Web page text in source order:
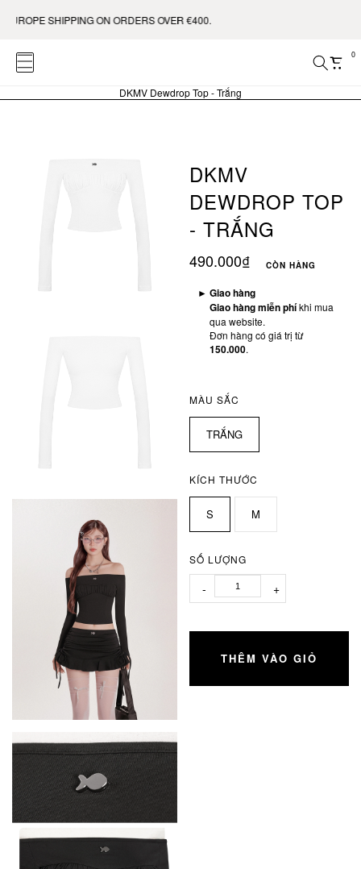
SHIPPING ON ORDERS OVER €400.
0
DKMV Dewdrop Top - Trắng
DKMV
DEWDROP TOP
- TRẮNG
490.000₫ CÒN HÀNG
► Giao hàng
Giao hàng miễn phíkhi mua
qua website.
Đơn hàng có giá trị từ
150.000.
MÀU SẮC
TRẮNG
KÍCH THƯỚC
S M
SỐ LƯỢNG
- +
THÊM VÀO GIỎ